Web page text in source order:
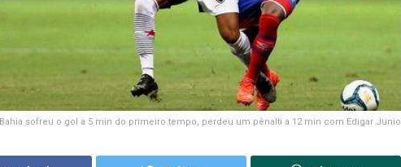
Bahia sofreu o gol a 5 min do primeiro tempo, perdeu um pênalti a 12 min com Edigar Junio